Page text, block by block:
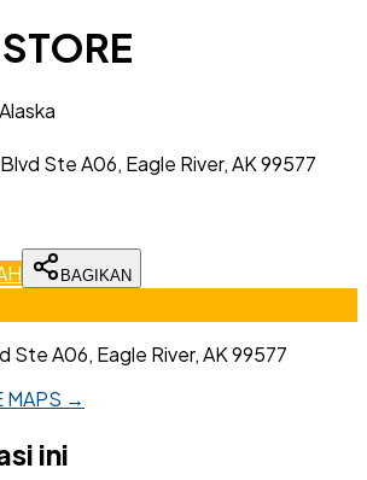
Alaska
Ste A06, Eagle River, AK 99577
BAGIKAN
Ste A06, Eagle River, AK 99577
MAPS →
ini